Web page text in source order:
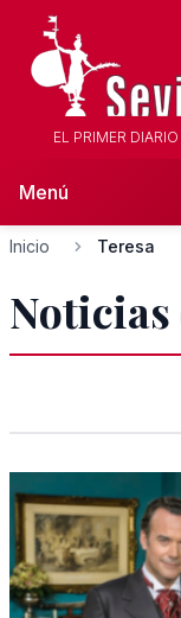
EL PRIMER
Menú
Inicio Teresa
Noticias